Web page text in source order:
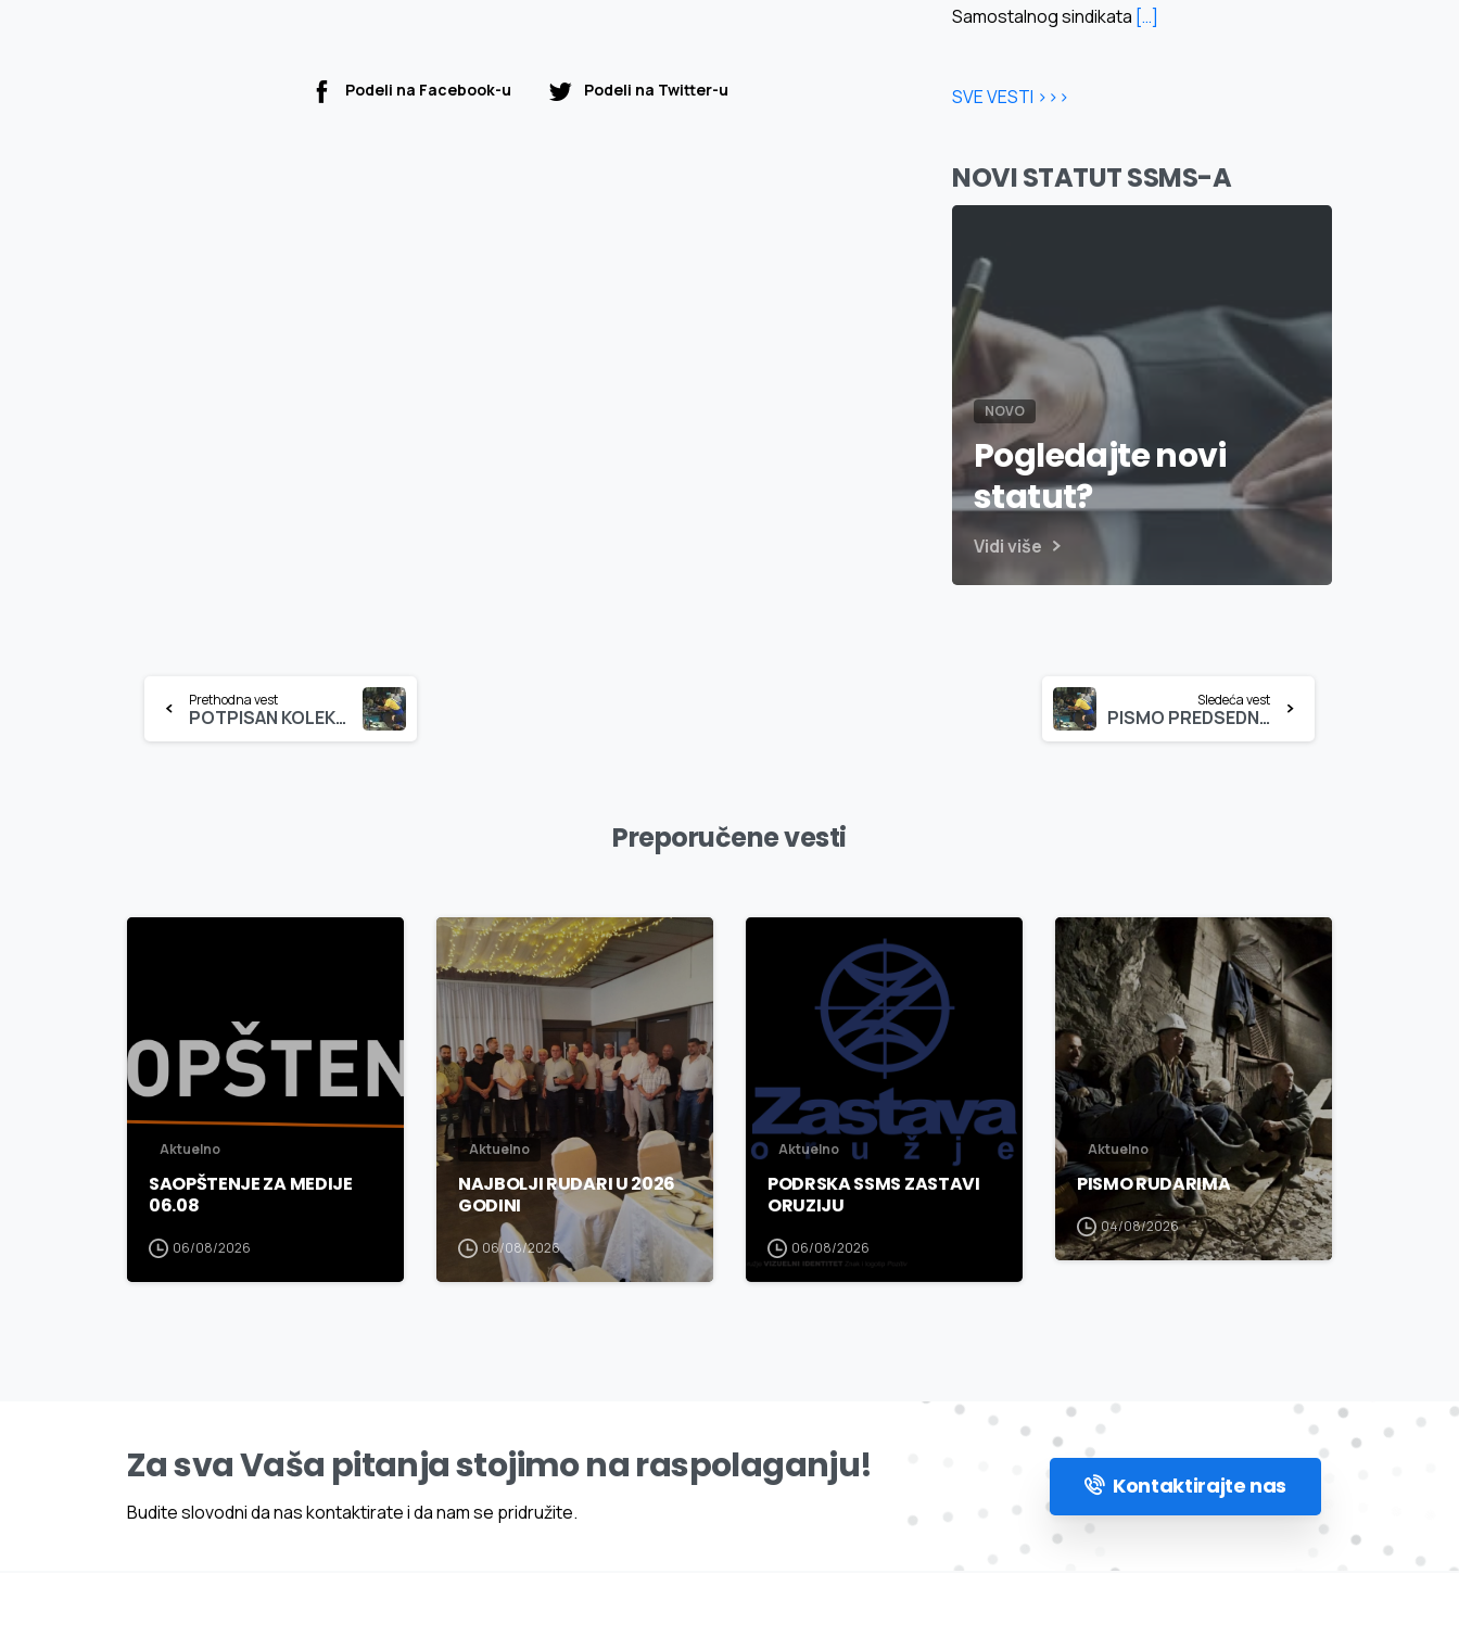
Podeli na Facebook-u Podeli na Twitter-u
Samostalnog sindikata […]
SVE VESTI >>>
NOVI STATUT SSMS-A
NOVO
Pogledajte novi
statut?
Vidi više
Continue
Reading
Prethodna vest
POTPISAN KOLEKTIVNI UGOVOR
Sledeća vest
PISMO PREDSEDNICI VLADE
Preporučene vesti
Aktuelno
SAOPŠTENJE ZA MEDIJE
06.08
06/08/2026
30
Aktuelno
NAJBOLJI RUDARI U 2026
GODINI
06/08/2026
Aktuelno
PODRSKA SSMS ZASTAVI
ORUZIJU
06/08/2026
Aktuelno
PISMO RUDARIMA
04/08/2026
Za sva Vaša pitanja stojimo na raspolaganju!
Budite slovodni da nas kontaktirate i da nam se pridružite.
Kontaktirajte nas